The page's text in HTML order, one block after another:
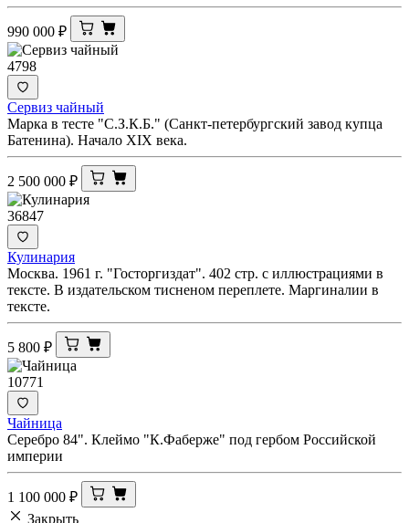
990 000 ₽
4798
Сервиз чайный
Марка в тесте "С.З.К.Б." (Санкт-петербургский завод купца
Батенина). Начало XIX века.
2 500 000 ₽
36847
Кулинария
Москва. 1961 г. "Госторгиздат". 402 стр. с иллюстрациями в
тексте. В издательском тисненом переплете. Маргиналии в
тексте.
5 800 ₽
10771
Чайница
Серебро 84". Клеймо "К.Фаберже" под гербом Российской
империи
1 100 000 ₽
Закрыть